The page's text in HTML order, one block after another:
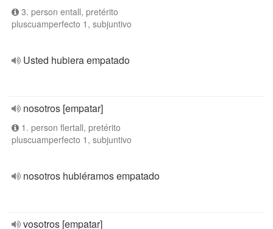
3. person entall, pretérito
pluscuamperfecto 1, subjuntivo
Usted hubiera empatado
nosotros [empatar]
1. person flertall, pretérito
pluscuamperfecto 1, subjuntivo
nosotros hubiéramos empatado
vosotros [empatar]